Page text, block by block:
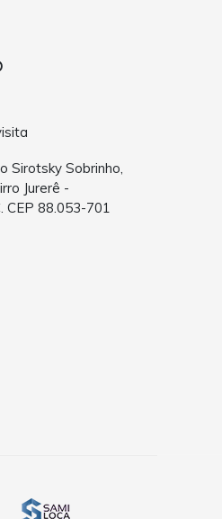
Sirotsky Sobrinho,
Jurerê -
CEP 88.053-701